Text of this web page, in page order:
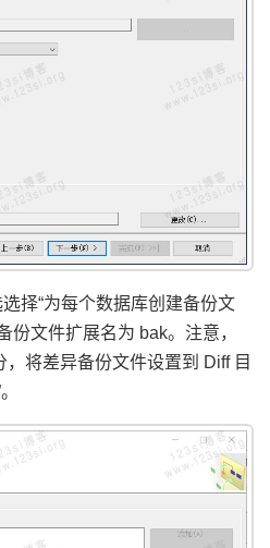
择“为每个数据库创建备份文
份文件扩展名为 bak。注意，
将差异备份文件设置到 Diff 目